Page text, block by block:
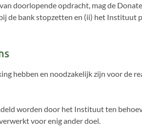
doorlopende opdracht, mag de
de bank stopzetten en (ii) het Instituut
hebben en noodzakelijk zijn voor de
worden door het Instituut ten
voor enig ander doel.